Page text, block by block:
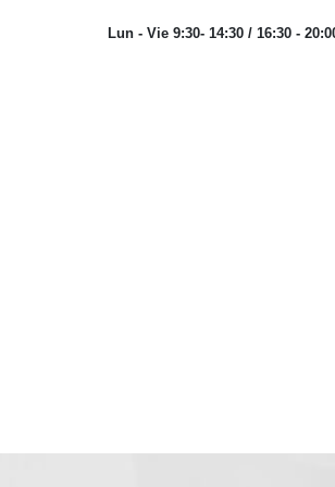
Lun - Vie 9:30- 14:30 / 16:30 -